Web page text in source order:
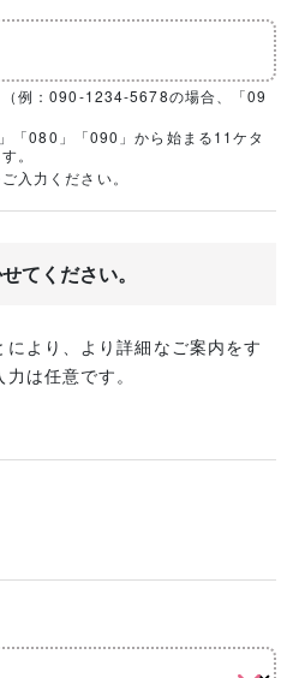
例：090-1234-5678の場合、「09
「080」「090」から始まる11ケタ
。
入力ください。
てください。
より、より詳細なご案内をす
は任意です。